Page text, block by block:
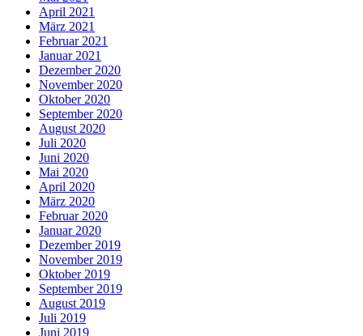
April 2021
März 2021
Februar 2021
Januar 2021
Dezember 2020
November 2020
Oktober 2020
September 2020
August 2020
Juli 2020
Juni 2020
Mai 2020
April 2020
März 2020
Februar 2020
Januar 2020
Dezember 2019
November 2019
Oktober 2019
September 2019
August 2019
Juli 2019
Juni 2019